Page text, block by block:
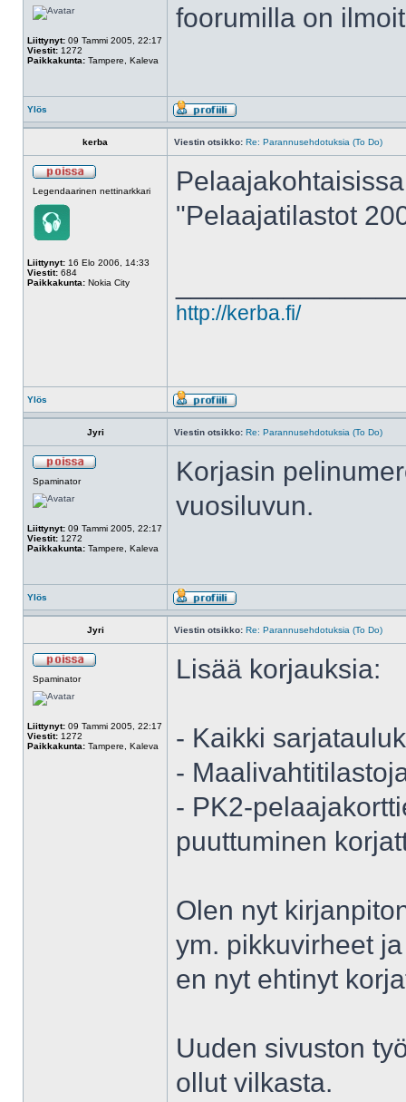
Liittynyt: 09 Tammi 2005, 22:17
Viestit: 1272
Paikkakunta: Tampere, Kaleva
foorumilla on
Ylös
kerba Viestin otsikko: Re: Parannusehdotuksia (To Do)
Legendaarinen nettinarkkari
Liittynyt: 16 Elo 2006, 14:33
Viestit: 684
Paikkakunta: Nokia City
"Pelaajatilastot
http://kerba.fi/
Ylös
Jyri Viestin otsikko: Re: Parannusehdotuksia (To Do)
Spaminator
Liittynyt: 09 Tammi 2005, 22:17
Viestit: 1272
Paikkakunta: Tampere, Kaleva
Korjasin
vuosiluvun.
Ylös
Jyri Viestin otsikko: Re: Parannusehdotuksia (To Do)
Spaminator
Liittynyt: 09 Tammi 2005, 22:17
Viestit: 1272
Paikkakunta: Tampere, Kaleva
Lisää korjauksia:
- Kaikki
-
- PK2-
puuttuminen
Olen nyt
ym. pikkuvirheet
en nyt ehtinyt
Uuden sivuston
ollut vilkasta.